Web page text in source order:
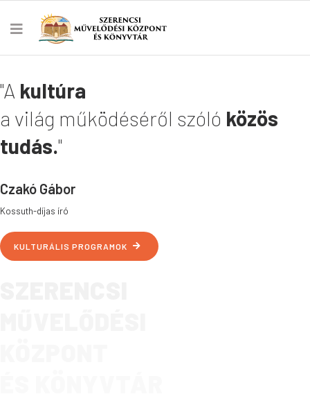
"A kultúra
a világ működéséről szóló közös
tudás."
Czakó Gábor
Kossuth-díjas író
KULTURÁLIS PROGRAMOK